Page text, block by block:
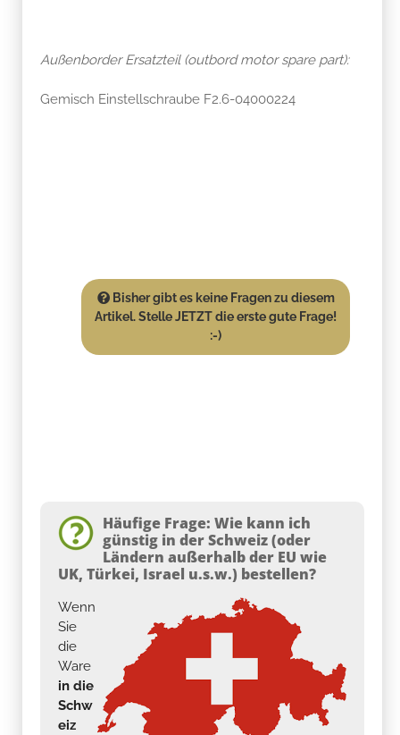
Außenborder Ersatzteil (outbord motor spare part):
Gemisch Einstellschraube F2.6-04000224
Bisher gibt es keine Fragen zu diesem
Artikel. Stelle JETZT die erste gute Frage!
:-)
Häufige Frage: Wie kann ich
günstig in der Schweiz (oder
Ländern außerhalb der EU wie
UK, Türkei, Israel u.s.w.) bestellen?
Wenn
Sie
die
Ware
in die
Schw
eiz